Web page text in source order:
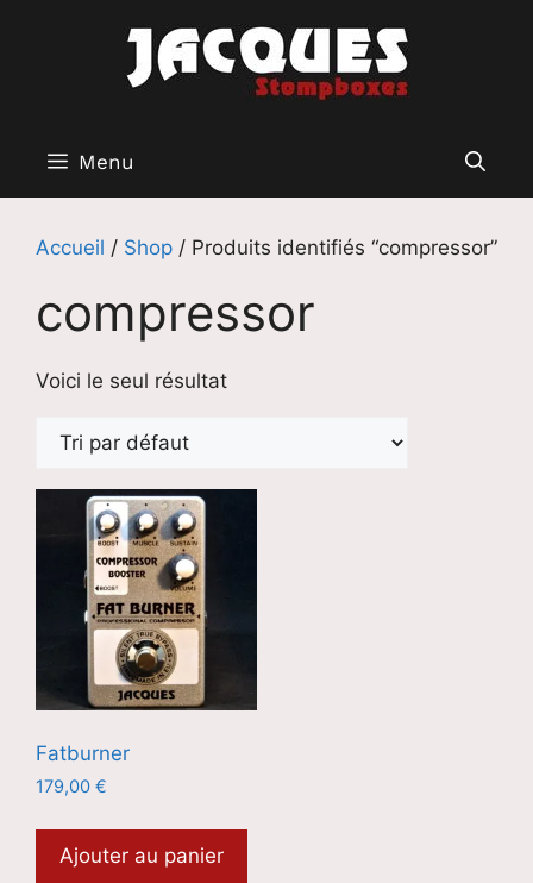
Menu
Accueil / Shop / Produits identifiés “compressor”
compressor
Voici le seul résultat
Fatburner
179,00 €
Ajouter au panier